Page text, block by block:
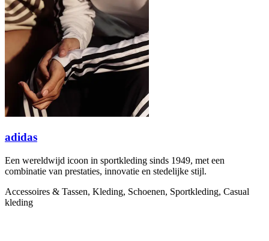
adidas
Een wereldwijd icoon in sportkleding sinds 1949, met een
combinatie van prestaties, innovatie en stedelijke stijl.
Accessoires & Tassen, Kleding, Schoenen, Sportkleding, Casual
kleding